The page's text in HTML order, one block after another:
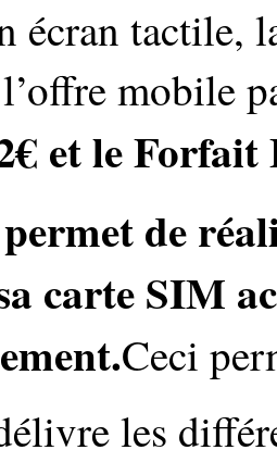
écran tactile,
mobile
et le Forfait
de
carte SIM
Ceci
les